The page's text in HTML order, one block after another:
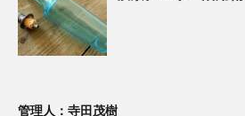
管理人：寺田茂樹